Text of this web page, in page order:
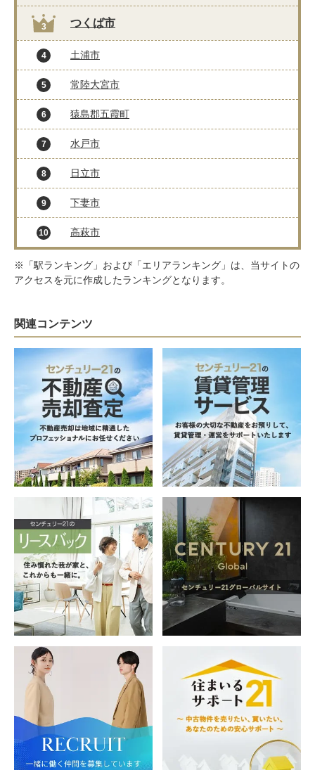
3 つくば市
4 土浦市
5 常陸大宮市
6 猿島郡五霞町
7 水戸市
8 日立市
9 下妻市
10 高萩市
※「駅ランキング」および「エリアランキング」は、当サイトの
アクセスを元に作成したランキングとなります。
関連コンテンツ